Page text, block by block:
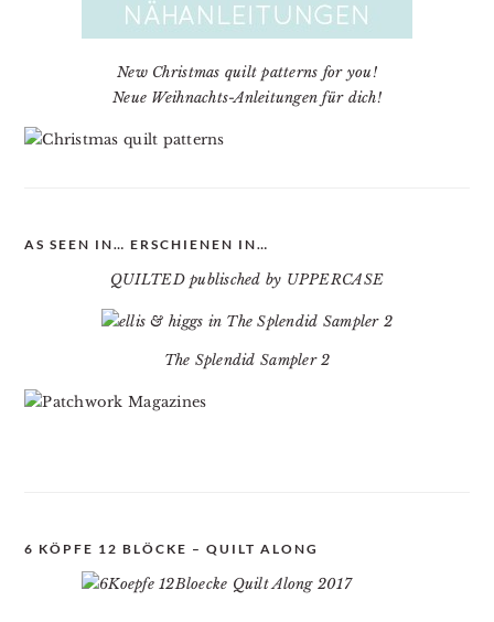
New Christmas quilt patterns for you!
Neue Weihnachts-Anleitungen für dich!
AS SEEN IN… ERSCHIENEN IN…
QUILTED publisched by UPPERCASE
The Splendid Sampler 2
6 KÖPFE 12 BLÖCKE – QUILT ALONG